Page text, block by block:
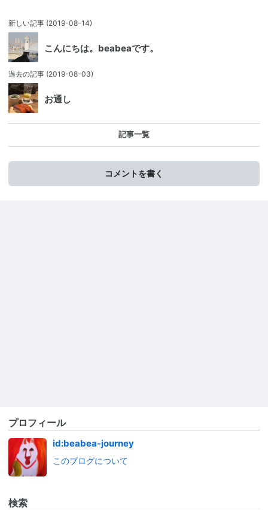
新しい記事 (2019-08-14)
こんにちは。beabeaです。
過去の記事 (2019-08-03)
お通し
記事一覧
コメントを書く
プロフィール
id:beabea-journey
このブログについて
検索